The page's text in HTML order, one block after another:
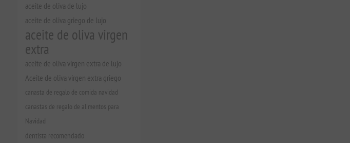
aceite de oliva de lujo
aceite de oliva griego de lujo
aceite de oliva virgen
extra
aceite de oliva virgen extra de lujo
Aceite de oliva virgen extra griego
canasta de regalo de comida navidad
canastas de regalo de alimentos para
Navidad
dentista recomendado